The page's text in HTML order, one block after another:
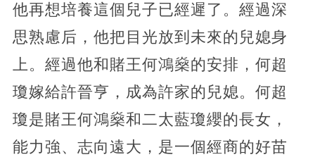
他再想培養這個兒子已經遲了。經過深
思熟慮后，他把目光放到未來的兒媳身
上。經過他和賭王何鴻燊的安排，何超
瓊嫁給許晉亨，成為許家的兒媳。何超
瓊是賭王何鴻燊和二太藍瓊纓的長女，
能力強、志向遠大，是一個經商的好苗